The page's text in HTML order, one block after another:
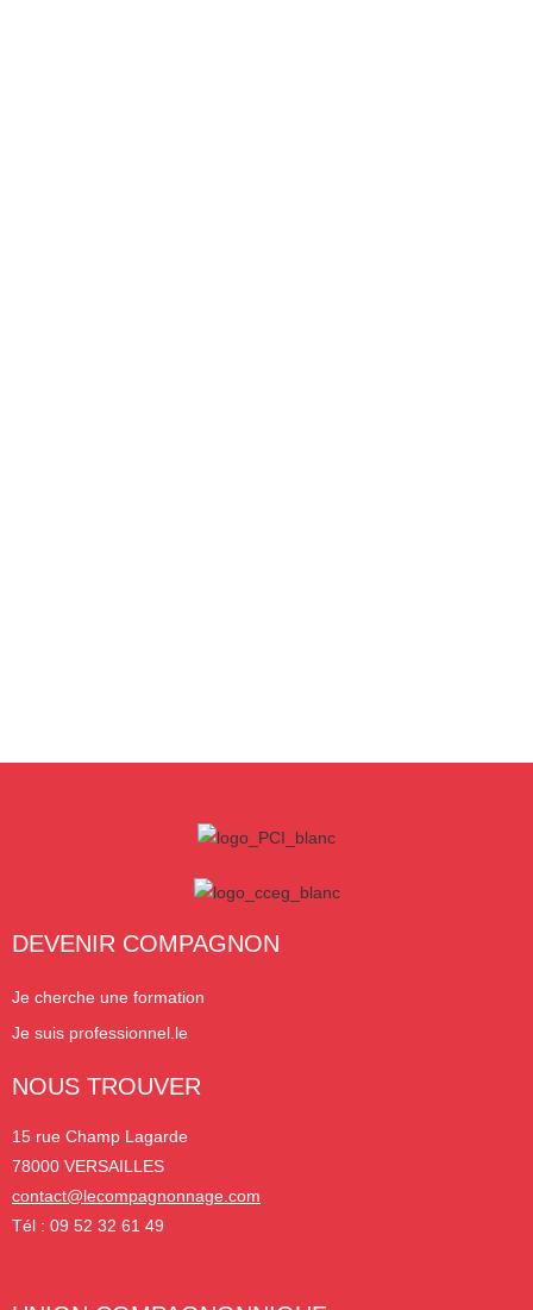
DEVENIR COMPAGNON
Je cherche une formation
Je suis professionnel.le
NOUS TROUVER
15 rue Champ Lagarde
78000 VERSAILLES
contact@lecompagnonnage.com
Tél : 09 52 32 61 49